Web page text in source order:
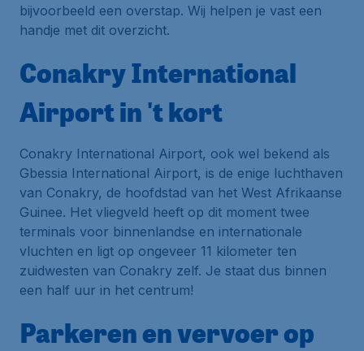
bijvoorbeeld een overstap. Wij helpen je vast een
handje met dit overzicht.
Conakry International
Airport in 't kort
Conakry International Airport, ook wel bekend als
Gbessia International Airport, is de enige luchthaven
van Conakry, de hoofdstad van het West Afrikaanse
Guinee. Het vliegveld heeft op dit moment twee
terminals voor binnenlandse en internationale
vluchten en ligt op ongeveer 11 kilometer ten
zuidwesten van Conakry zelf. Je staat dus binnen
een half uur in het centrum!
Parkeren en vervoer op